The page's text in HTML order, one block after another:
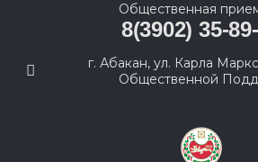
Общественная
8(3902) 35-
г. Абакан, ул. Карла
Общественной